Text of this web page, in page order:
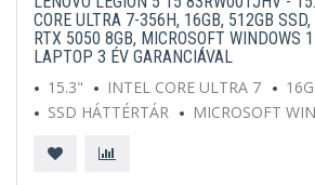
CORE ULTRA 7-356H, 16GB, 512GB SSD,
RTX 5050 8GB, MICROSOFT WINDOWS
LAPTOP 3 ÉV GARANCIÁVAL
15.3"
INTEL CORE ULTRA 7
SSD HÁTTÉRTÁR
MICROSOFT